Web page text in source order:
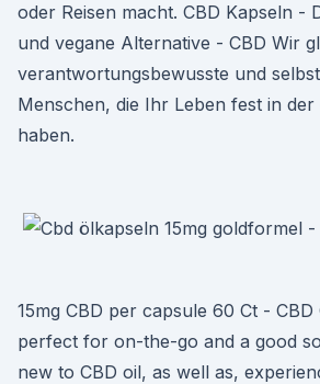
oder Reisen macht. CBD Kapseln -
und vegane Alternative - CBD Wir
verantwortungsbewusste und
Menschen, die Ihr Leben fest in der
haben.
15mg CBD per capsule 60 Ct - CBD
perfect for on-the-go and a good
new to CBD oil, as well as,